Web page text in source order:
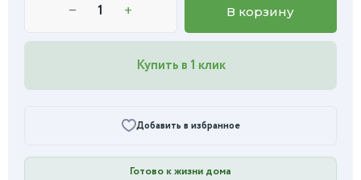
− + В корзину
Купить в 1 клик
Добавить в избранное
Готово к жизни дома